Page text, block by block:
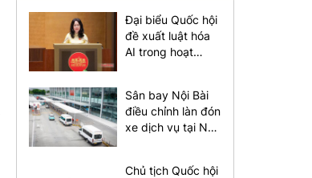
Đại biểu Quốc hội
đề xuất luật hóa
AI trong hoạt
Sân bay Nội Bài
điều chỉnh làn đón
xe dịch vụ tại Nhà
Chủ tịch Quốc hội